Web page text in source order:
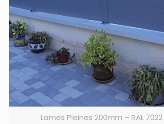
Lames Pleines 200mm – RAL 7022